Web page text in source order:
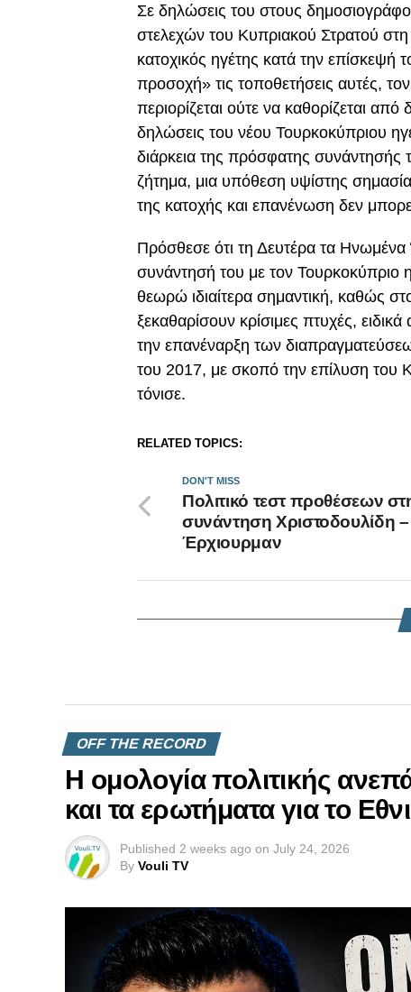
Σε δηλώσεις του στους
στελεχών του Κυπριακού Στρατού
κατοχικός ηγέτης κατά την
προσοχή» τις τοποθετήσεις αυτές,
περιορίζεται ούτε να καθορίζεται
δηλώσεις του νέου Τουρκοκύπριου
διάρκεια της πρόσφατης συνάντησής
ζήτημα, μια υπόθεση υψίστης
της κατοχής και επανένωση δεν
Πρόσθεσε ότι τη Δευτέρα τα
συνάντησή του με τον Τουρκοκύπριο
θεωρώ ιδιαίτερα σημαντική, καθώς
ξεκαθαρίσουν κρίσιμες πτυχές,
την επανέναρξη των
του 2017, με σκοπό την επίλυση του
τόνισε.
RELATED TOPICS:
DON'T MISS
Πολιτικό τεστ προθέσεων
συνάντηση Χριστοδουλίδη –
Έρχιουρμαν
OFF THE RECORD
Η ομολογία πολιτικής
και τα ερωτήματα για το
Published 2 weeks ago on July 24, 2026
By Vouli TV